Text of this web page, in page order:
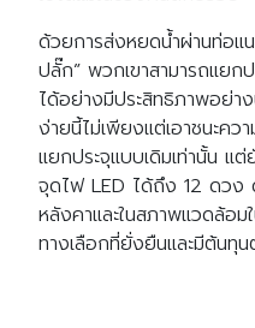
ด้วยการส่งหยดน้ำผ่านท่อแ
ปลั๊ก” พวกเขาสามารถแยก
ได้อย่างมีประสิทธิภาพอย่า
ง่ายนี้ไม่เพียงแต่เอาชนะคว
แยกประจุแบบเดิมเท่านั้น
จุดไฟ LED ได้ถึง 12 ดวง
หลังคาและในสภาพแวดล้อม
ทางเลือกที่ยั่งยืนและมีต้นทุ